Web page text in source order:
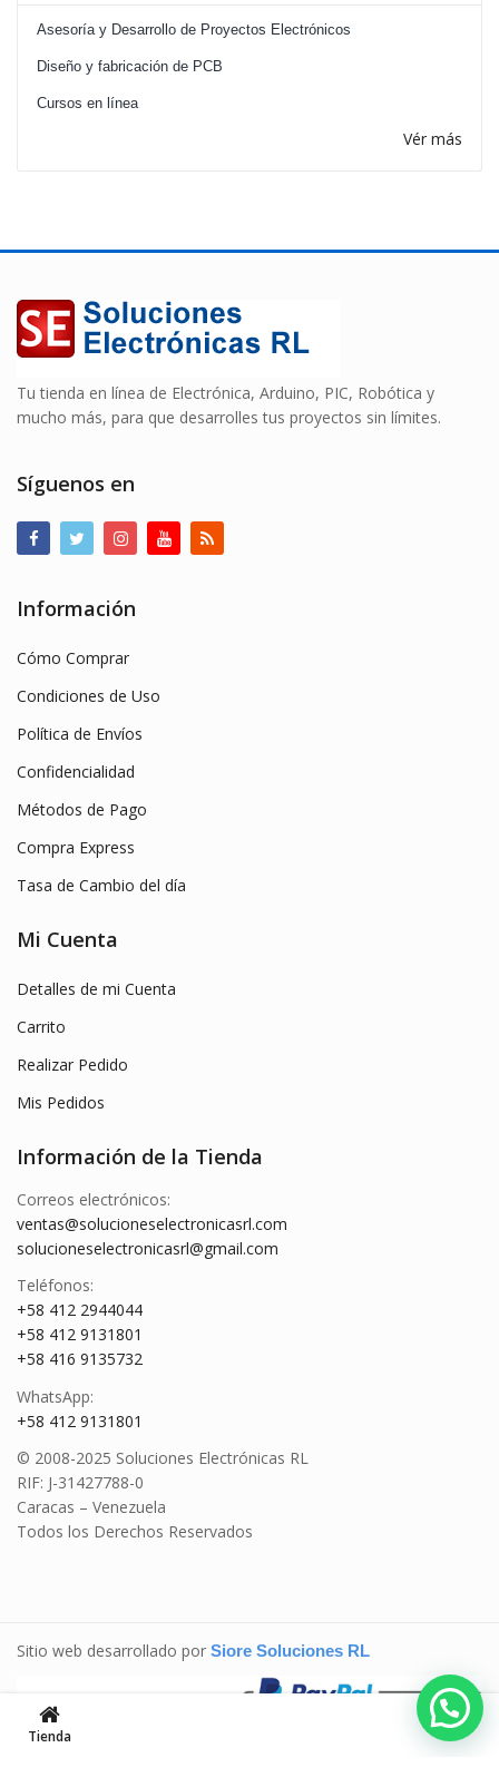
Asesoría y Desarrollo de Proyectos Electrónicos
Diseño y fabricación de PCB
Cursos en línea
Vér más
Tu tienda en línea de Electrónica, Arduino, PIC, Robótica y
mucho más, para que desarrolles tus proyectos sin límites.
Síguenos en
Información
Cómo Comprar
Condiciones de Uso
Política de Envíos
Confidencialidad
Métodos de Pago
Compra Express
Tasa de Cambio del día
Mi Cuenta
Detalles de mi Cuenta
Carrito
Realizar Pedido
Mis Pedidos
Información de la Tienda
Correos electrónicos:
ventas@solucioneselectronicasrl.com
solucioneselectronicasrl@gmail.com
Teléfonos:
+58 412 2944044
+58 412 9131801
+58 416 9135732
WhatsApp:
+58 412 9131801
© 2008-2025 Soluciones Electrónicas RL
RIF: J-31427788-0
Caracas – Venezuela
Todos los Derechos Reservados
Sitio web desarrollado por Siore Soluciones RL
Tienda